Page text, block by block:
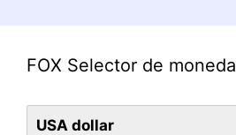
FOX Selector de moneda
USA dollar